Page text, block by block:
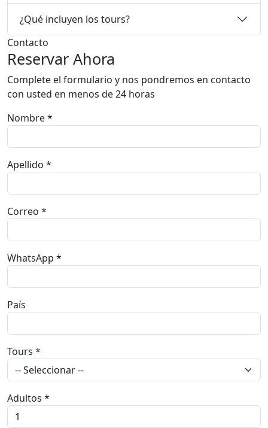
¿Qué incluyen los tours?
Contacto
Reservar Ahora
Complete el formulario y nos pondremos en contacto
con usted en menos de 24 horas
Nombre *
Apellido *
Correo *
WhatsApp *
País
Tours *
Adultos *